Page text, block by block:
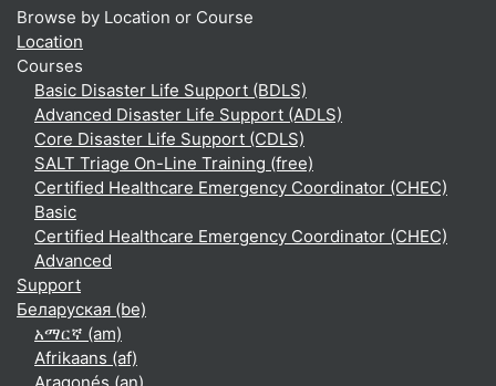
Browse by Location or Course
Location
Courses
Basic Disaster Life Support (BDLS)
Advanced Disaster Life Support (ADLS)
Core Disaster Life Support (CDLS)
SALT Triage On-Line Training (free)
Certified Healthcare Emergency Coordinator (CHEC)
Basic
Certified Healthcare Emergency Coordinator (CHEC)
Advanced
Support
Беларуская ‎(be)‎
አማርኛ ‎(am)‎
Afrikaans ‎(af)‎